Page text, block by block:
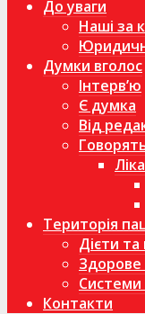
До уваги
Наші за
Думки вголос
Інтерв’ю
Є думка
Від
Територія
Дієти та
Здорове
Системи
Контакти